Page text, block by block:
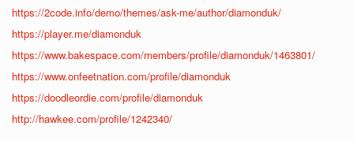
https://2code.info/demo/themes/ask-me/author/diamonduk/
https://player.me/diamonduk
https://www.bakespace.com/members/profile/diamonduk/1463801/
https://www.onfeetnation.com/profile/diamonduk
https://doodleordie.com/profile/diamonduk
http://hawkee.com/profile/1242340/